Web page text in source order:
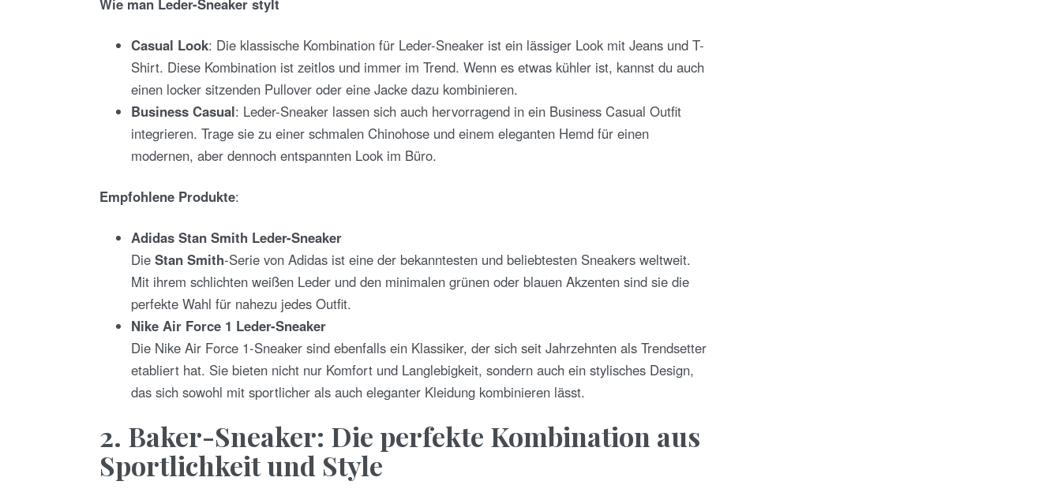
Casual Look: Die klassische Kombination für Leder-Sneaker ist ein lässiger Look mit Jeans und T-
Shirt. Diese Kombination ist zeitlos und immer im Trend. Wenn es etwas kühler ist, kannst du auch
einen locker sitzenden Pullover oder eine Jacke dazu kombinieren.
Business Casual: Leder-Sneaker lassen sich auch hervorragend in ein Business Casual Outfit
integrieren. Trage sie zu einer schmalen Chinohose und einem eleganten Hemd für einen
modernen, aber dennoch entspannten Look im Büro.
Empfohlene Produkte:
Adidas Stan Smith Leder-Sneaker
Die Stan Smith-Serie von Adidas ist eine der bekanntesten und beliebtesten Sneakers weltweit.
Mit ihrem schlichten weißen Leder und den minimalen grünen oder blauen Akzenten sind sie die
perfekte Wahl für nahezu jedes Outfit.
Nike Air Force 1 Leder-Sneaker
Die Nike Air Force 1-Sneaker sind ebenfalls ein Klassiker, der sich seit Jahrzehnten als Trendsetter
etabliert hat. Sie bieten nicht nur Komfort und Langlebigkeit, sondern auch ein stylisches Design,
das sich sowohl mit sportlicher als auch eleganter Kleidung kombinieren lässt.
2. Baker-Sneaker: Die perfekte Kombination aus
Sportlichkeit und Style